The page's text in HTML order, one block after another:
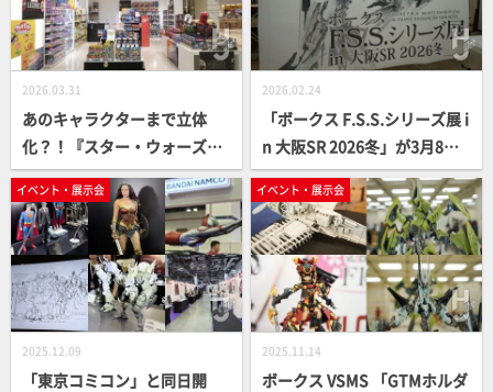
2026.03.31
あのキャラクターまで立体
化？！『スター・ウォーズ』
アクションフィギュアが勢ぞ
ろい！「ハズブロストア」が
新三郷に登場
2026.02.24
「ボークス F.S.S.シリーズ展 i
n 大阪SR 2026冬」が3月8日
（日）まで開催中！ VSMS
「カイゼリン」超先行販売や
HSGK「アゲハ型GTMモルフ
ォ」先行受付など最新情報を
チェック
イベント・展示会
2025.12.09
「東京コミコン」と同日開
イベント・展示会
2025.11.14
ボークス VSMS 「GTMホルダ